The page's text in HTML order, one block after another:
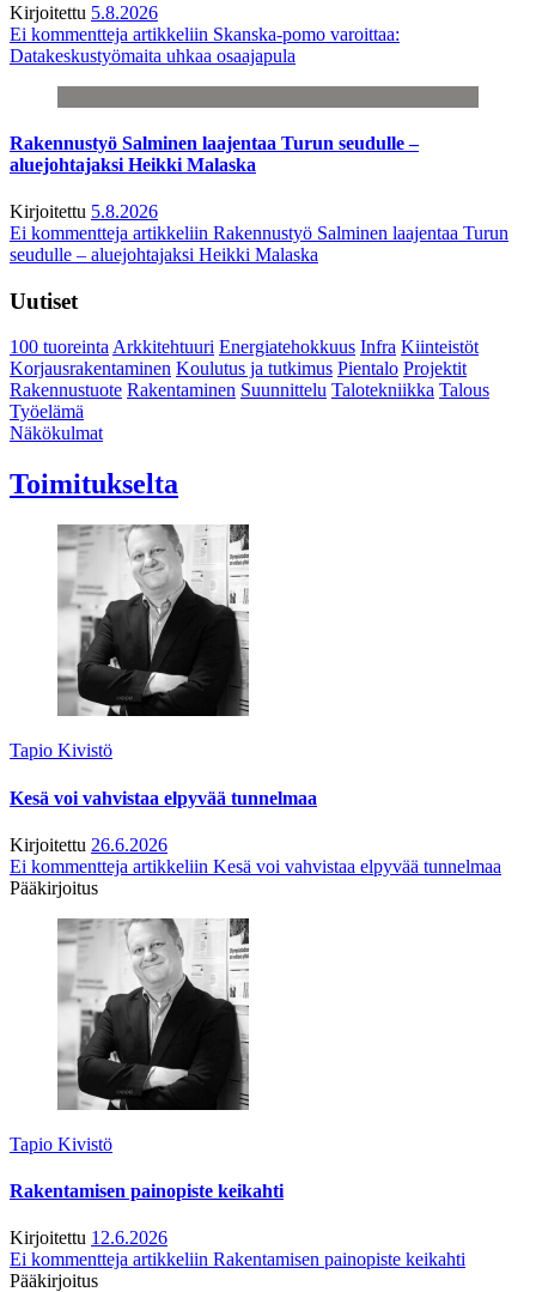
Kirjoitettu 5.8.2026
Ei kommentteja artikkeliin Skanska-pomo varoittaa:
Datakeskustyömaita uhkaa osaajapula
Rakennustyö Salminen laajentaa Turun seudulle –
aluejohtajaksi Heikki Malaska
Kirjoitettu 5.8.2026
Ei kommentteja artikkeliin Rakennustyö Salminen laajentaa Turun
seudulle – aluejohtajaksi Heikki Malaska
Uutiset
100 tuoreintaArkkitehtuuri Energiatehokkuus Infra Kiinteistöt
Korjausrakentaminen Koulutus ja tutkimus Pientalo Projektit
Rakennustuote Rakentaminen Suunnittelu Talotekniikka Talous
Työelämä
Näkökulmat
Toimitukselta
Tapio Kivistö
Kesä voi vahvistaa elpyvää tunnelmaa
Kirjoitettu 26.6.2026
Ei kommentteja artikkeliin Kesä voi vahvistaa elpyvää tunnelmaa
Pääkirjoitus
Tapio Kivistö
Rakentamisen painopiste keikahti
Kirjoitettu 12.6.2026
Ei kommentteja artikkeliin Rakentamisen painopiste keikahti
Pääkirjoitus